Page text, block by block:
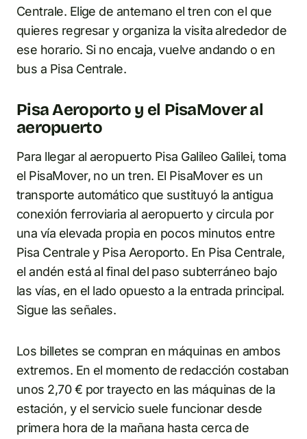
Centrale. Elige de antemano el tren con el que
quieres regresar y organiza la visita alrededor de
ese horario. Si no encaja, vuelve andando o en
bus a Pisa Centrale.
Pisa Aeroporto y el PisaMover al
aeropuerto
Para llegar al aeropuerto Pisa Galileo Galilei, toma
el PisaMover, no un tren. El PisaMover es un
transporte automático que sustituyó la antigua
conexión ferroviaria al aeropuerto y circula por
una vía elevada propia en pocos minutos entre
Pisa Centrale y Pisa Aeroporto. En Pisa Centrale,
el andén está al final del paso subterráneo bajo
las vías, en el lado opuesto a la entrada principal.
Sigue las señales.
Los billetes se compran en máquinas en ambos
extremos. En el momento de redacción costaban
unos 2,70 € por trayecto en las máquinas de la
estación, y el servicio suele funcionar desde
primera hora de la mañana hasta cerca de